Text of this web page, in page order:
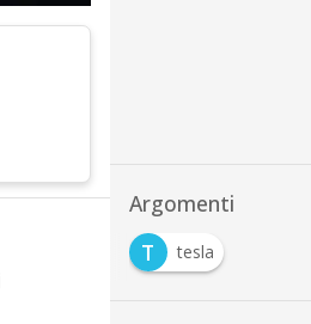
Argomenti
T
tesla